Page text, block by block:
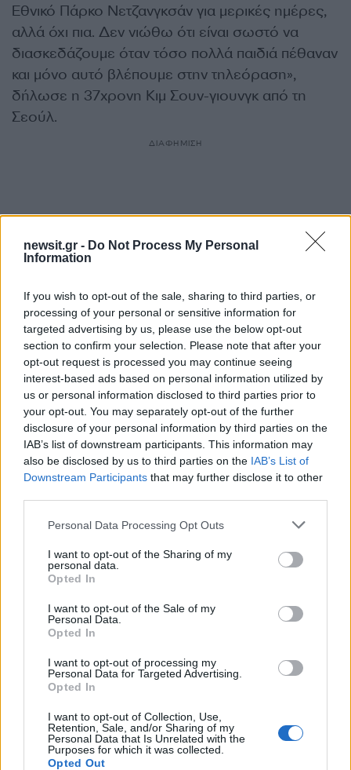
newsit.gr - Do Not Process My Personal
Information
If you wish to opt-out of the sale, sharing to third parties, or
processing of your personal or sensitive information for
targeted advertising by us, please use the below opt-out
section to confirm your selection. Please note that after your
opt-out request is processed you may continue seeing
interest-based ads based on personal information utilized by
us or personal information disclosed to third parties prior to
your opt-out. You may separately opt-out of the further
disclosure of your personal information by third parties on the
IAB’s list of downstream participants. This information may
also be disclosed by us to third parties on the IAB’s List of
Downstream Participants that may further disclose it to other
Please note that this website/app uses one or more Google
not limited to your visit or usage behaviour. You may click to
grant or deny consent to Google and its third-party tags to
use your data for below specified purposes in below Google
consent section.
Personal Data Processing Opt Outs
I want to opt-out of the Sharing of my
personal data.
Opted In
I want to opt-out of the Sale of my
Personal Data.
Opted In
I want to opt-out of processing my
Personal Data for Targeted Advertising.
Opted In
I want to opt-out of Collection, Use,
Retention, Sale, and/or Sharing of my
Personal Data that Is Unrelated with the
Purposes for which it was collected.
Opted Out
Εθνικό Πάρκο Νετζανγκσάν για μερικές ημέρες,
αλλά όχι πια. Δεν νιώθω ότι είναι σωστό να
διασκεδάζουμε όταν τόσο πολλά παιδιά πέθαναν
και μόνο αυτό βλέπουμε στην τηλεόραση»,
δήλωσε η 37χρονη Κιμ Σουν-γιουνγκ από τη
Σεούλ.
ΔΙΑΦΗΜΙΣΗ
Σχόλια
Αν τα χάσατε
Συγκλονιστικές εικόνες
από το σεισμό των 7,4
ρίχτερ στην Κολομβία - Σε
ανάγκης η χώρα που μετρά
περισσότερους από 110
νεκρούς
Κίνδυνος για
εξέλιξη πυρκαγιάς
Πέμπτη